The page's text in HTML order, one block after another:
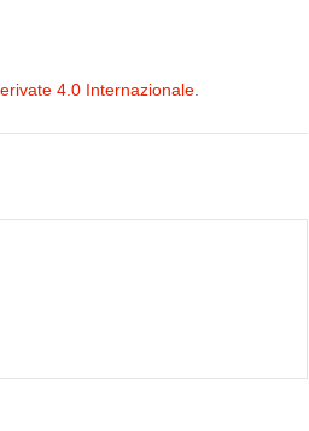
4.0 Internazionale